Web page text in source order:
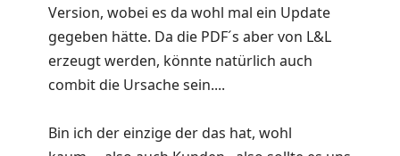
Version, wobei es da wohl mal ein Update
gegeben hätte. Da die PDF´s aber von L&L
erzeugt werden, könnte natürlich auch
combit die Ursache sein....
Bin ich der einzige der das hat, wohl